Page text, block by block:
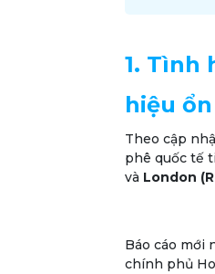
1. Tình
hiệu
Theo cập
phê quốc tế
và London
Báo cáo mới
chính phủ